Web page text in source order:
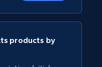
products by